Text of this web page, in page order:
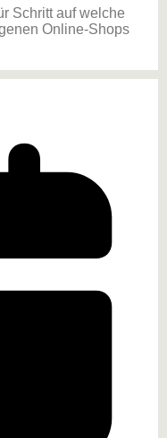
Schritt auf welche
Online-Shops